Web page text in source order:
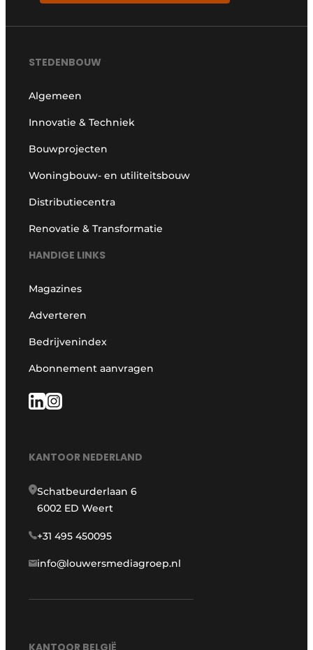
STEDENBOUW
Algemeen
Innovatie & Techniek
Bouwprojecten
Woningbouw- en utiliteitsbouw
Distributiecentra
Renovatie & Transformatie
HANDIGE LINKS
Magazines
Adverteren
Bedrijvenindex
Abonnement aanvragen
KANTOOR NEDERLAND
Schatbeurderlaan 6
6002 ED Weert
+31 495 450095
info@louwersmediagroep.nl
KANTOOR BELGIË